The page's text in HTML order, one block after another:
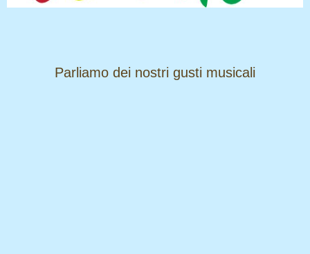
​​​​​​​Parliamo dei nostri gusti musicali